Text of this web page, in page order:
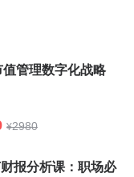
管理数字化战略
¥2980
报分析课：职场必